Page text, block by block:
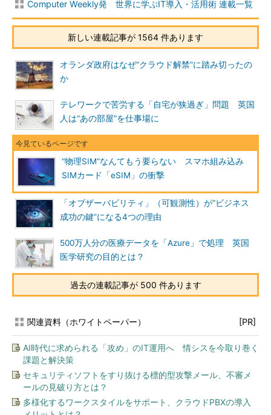
Computer Weekly発 世界に学ぶIT導入・活用術 連載一覧
新しい連載記事が 1564 件あります
オランダ政府はなぜ“クラウド解禁”に踏み切ったの
か
テレワークで苦労する「自宅が狭過ぎ」問題 英国
人は“あの部屋”を仕事場に
“物理SIM”なんてもう要らない スマホ組み込み
SIMカード「eSIM」の衝撃
「オブザーバビリティ」（可観測性）が“ビジネス
成功の鍵”になる4つの理由
500万人分の医療データを「Azure」で処理 英国
医学研究の目的とは？
過去の連載記事が 500 件あります
関連資料（ホワイトペーパー） [PR]
AI時代に求められる「攻め」のIT運用へ 情シスを今取り巻く
課題と解決策
セキュリティソフトをすり抜ける標的型攻撃メール、不審メ
ールの見破り方とは？
多様化するワークスタイルをサポート、クラウドPBXの導入